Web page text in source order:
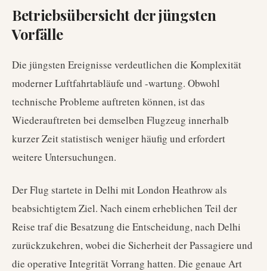
Betriebsübersicht der jüngsten
Vorfälle
Die jüngsten Ereignisse verdeutlichen die Komplexität
moderner Luftfahrtabläufe und -wartung. Obwohl
technische Probleme auftreten können, ist das
Wiederauftreten bei demselben Flugzeug innerhalb
kurzer Zeit statistisch weniger häufig und erfordert
weitere Untersuchungen.
Der Flug startete in Delhi mit London Heathrow als
beabsichtigtem Ziel. Nach einem erheblichen Teil der
Reise traf die Besatzung die Entscheidung, nach Delhi
zurückzukehren, wobei die Sicherheit der Passagiere und
die operative Integrität Vorrang hatten. Die genaue Art